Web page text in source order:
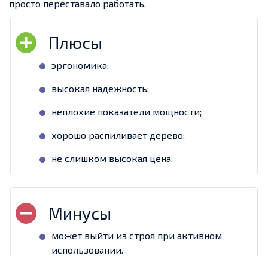
просто переставало работать.
эргономика;
высокая надежность;
неплохие показатели мощности;
хорошо распиливает дерево;
не слишком высокая цена.
может выйти из строя при активном
использовании.